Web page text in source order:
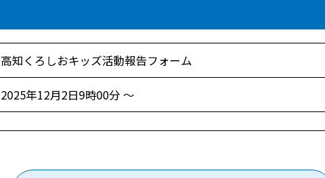
高知くろしおキッズ活動報告フォーム
2025年12月2日9時00分 ～